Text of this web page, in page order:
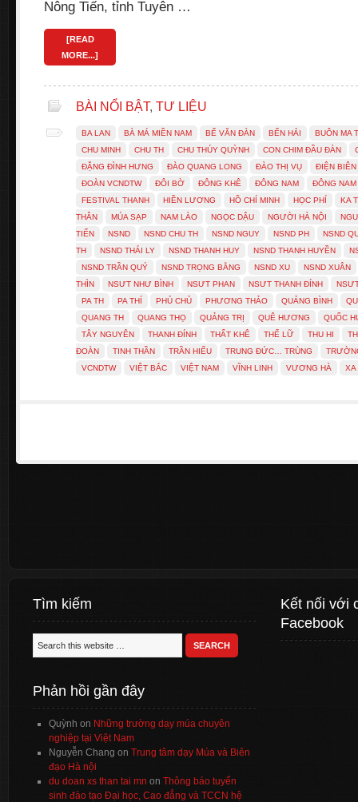
Nông Tiến, tỉnh Tuyên …
[READ
MORE...]
BÀI NỔI BẬT, TƯ LIỆU
BA LAN BÀ MÁ MIỀN NAM BẾ VĂN ĐÀN BẾN HẢI
BUÔN MA
CHU MINH
CHU TH CHU THÚY QUỲNH CON CHIM ĐẦU ĐÀN
ĐẶNG ĐÌNH HƯNG
ĐÀO QUANG LONG ĐÀO THỊ VỤ
ĐIỆN BIÊN
ĐOÀN VCNDTW
ĐÔI BỜ ĐÔNG KHÊ ĐÔNG NAM
ĐÔNG NAM
FESTIVAL THANH
HIỀN LƯƠNG HỒ CHÍ MINH HỌC PHÍ
KA
THÂN
MÚA SẠP NAM LÀO NGỌC DẬU NGƯỜI HÀ NỘI
TIẾN
NSND NSND CHU TH NSND NGUY NSND PH
NSND
TH
NSND THÁI LY NSND THANH HUY NSND THANH HUYỀN
NSND TRẦN QUÝ
NSND TRỌNG BẰNG NSND XU
NSND XUÂN
THÌN
NSƯT NHƯ BÌNH NSƯT PHAN NSƯT THANH ĐÍNH
PA TH
PA THÍ PHỦ CHỦ PHƯƠNG THẢO QUẢNG BÌNH
QUANG TH
QUANG THỌ QUẢNG TRỊ QUÊ HƯƠNG
QUỐC
TÂY NGUYÊN
THANH ĐÍNH THẤT KHÊ THẾ LỮ THU HI
ĐOÀN
TINH THẦN TRẦN HIẾU TRUNG ĐỨC… TRÙNG
VCNDTW
VIỆT BẮC VIỆT NAM VĨNH LINH VƯƠNG HÀ XA
Tìm kiếm
Phản hồi gần đây
Quỳnh on Những trường dạy múa chuyên
nghiệp tại Việt Nam
Nguyễn Chang on Trung tâm dạy Múa và Biên
đạo Hà nội
du doan xs than tai mn on Thông báo tuyển
sinh đào tạo Đại học, Cao đẳng và TCCN hệ
Kết nối với
Facebook